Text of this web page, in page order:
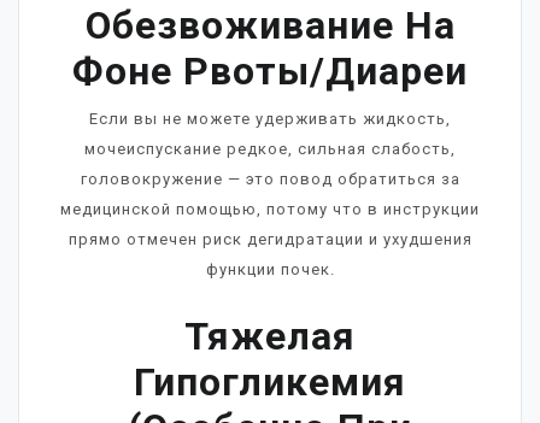
Обезвоживание На
Фоне Рвоты/диареи
Если вы не можете удерживать жидкость,
мочеиспускание редкое, сильная слабость,
головокружение — это повод обратиться за
медицинской помощью, потому что в инструкции
прямо отмечен риск дегидратации и ухудшения
функции почек.
Тяжелая
Гипогликемия